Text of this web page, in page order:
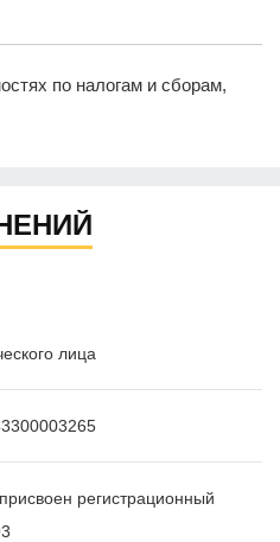
по налогам и сборам,
лица
регистрационный